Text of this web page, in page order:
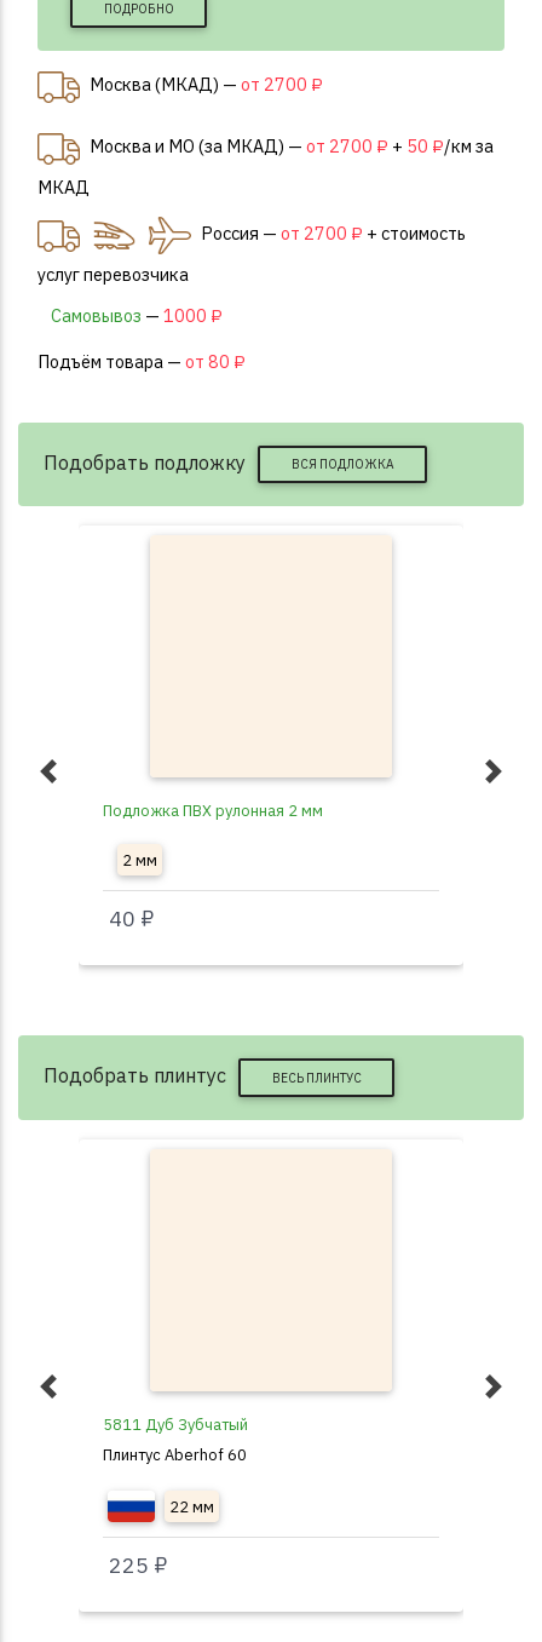
ПОДРОБНО
Москва (МКАД) — от 2700 ₽
Москва и МО (за МКАД) — от 2700 ₽ + 50 ₽/км за
МКАД
Россия — от 2700 ₽ + стоимость
услуг перевозчика
Самовывоз — 1000 ₽
Подъём товара — от 80 ₽
Подобрать подложку ВСЯ ПОДЛОЖКА
Подложка ПВХ рулонная 2 мм
2 мм
40 ₽
Подобрать плинтус ВЕСЬ ПЛИНТУС
5811 Дуб Зубчатый
Плинтус Aberhof 60
22 мм
225 ₽